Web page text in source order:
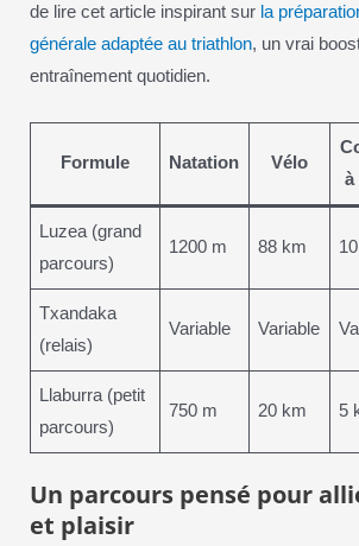
de lire cet article inspirant sur la
générale adaptée au triathlon, un vrai
entraînement quotidien.
Formule Natation Vélo
à
Luzea (grand
parcours)
1200 m 88 km
Txandaka
(relais)
Variable Variable
Llaburra (petit
parcours)
750 m 20 km 5
Un parcours pensé pour
et plaisir